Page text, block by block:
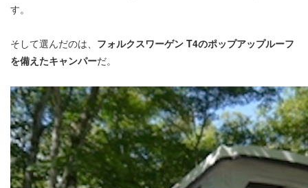
す。
そして選んだのは、 フォルクスワーゲン T4のポップアップルーフ
を備えたキャンパーだ。